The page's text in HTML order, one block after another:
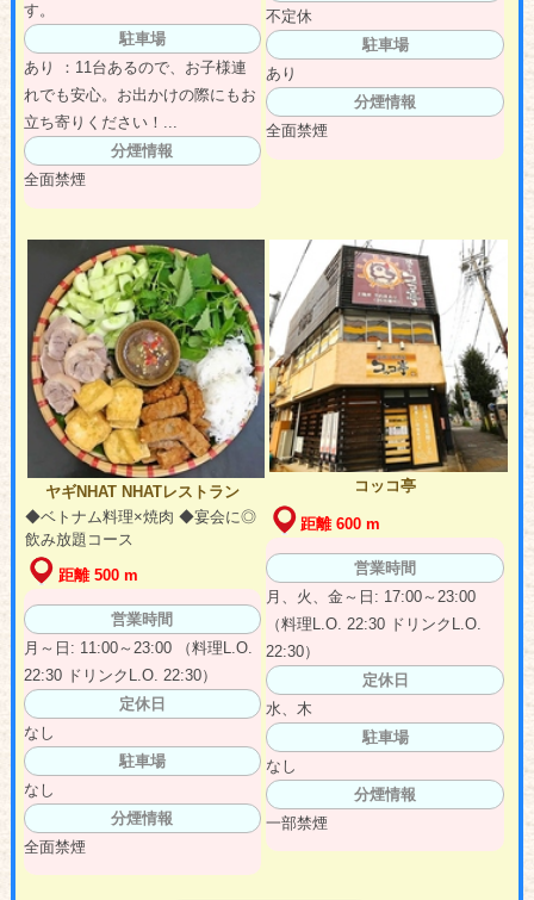
す。
駐車場
あり ：11台あるので、お子様連
れでも安心。お出かけの際にもお
立ち寄りください！...
分煙情報
全面禁煙
不定休
駐車場
あり
分煙情報
全面禁煙
ヤギNHAT NHATレストラン
◆ベトナム料理×焼肉 ◆宴会に◎
飲み放題コース
距離 500 m
営業時間
月～日: 11:00～23:00 （料理L.O.
22:30 ドリンクL.O. 22:30）
定休日
なし
駐車場
なし
分煙情報
全面禁煙
コッコ亭
距離 600 m
営業時間
月、火、金～日: 17:00～23:00
（料理L.O. 22:30 ドリンクL.O.
22:30）
定休日
水、木
駐車場
なし
分煙情報
一部禁煙